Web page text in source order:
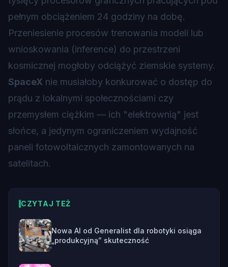
pełnym obciążeniem 24 godziny na dobę.
Przeniesienie procesów trenowania modeli lub
wnioskowania (inference) do przestrzeni
kosmicznej mogłoby odciążyć ziemskie systemy.
SpaceX nie musiałoby konkurować o dostęp do
prądu z lokalnymi społecznościami czy
przemysłem ciężkim — ich "elektrownią" jest
słońce, a jedynym ograniczeniem wydajność
paneli fotowoltaicznych zamontowanych na
satelitach.
CZYTAJ TEŻ
Nowa AI od Generalist dla robotyki osiąga
„produkcyjną” skuteczność